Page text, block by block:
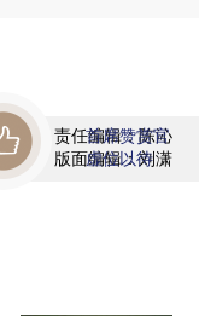
责任编辑：陈沁
版面编辑：刘潇
首席赞赏官
虚位以待